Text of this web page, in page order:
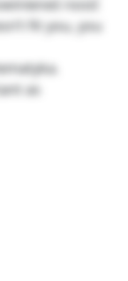
nosić
fit you, you
as